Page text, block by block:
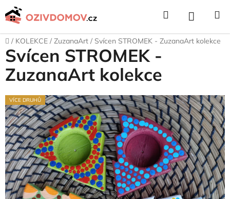
Přejít
na
Hledat NÁKUPNÍ
KOŠÍK
Domů
/ KOLEKCE / ZuzanaArt / Svícen STROMEK - ZuzanaArt kolekce
Svícen STROMEK -
ZuzanaArt kolekce
VÍCE DRUHŮ